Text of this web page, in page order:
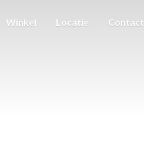
Winkel Locatie Contact